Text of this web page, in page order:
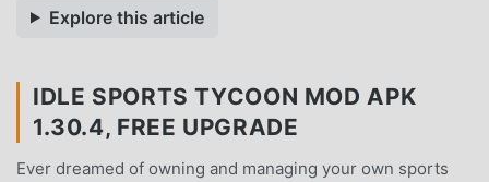
Explore this article
IDLE SPORTS TYCOON MOD APK
1.30.4, FREE UPGRADE
Ever dreamed of owning and managing your own sports